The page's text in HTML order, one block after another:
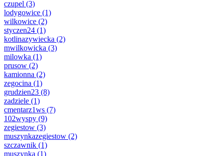
czupel (3)
lodygowice (1)
wilkowice (2)
styczen24 (1)
kotlinazywiecka (2)
mwilkowicka (3)
milowka (1)
prusow (2)
kamionna (2)
zegocina (1)
grudzien23 (8)
zadziele (1)
cmentarz1ws (7)
102wyspy (9)
zegiestow (3)
muszynkazegiestow (2)
szczawnik (1)
muszynka (1)